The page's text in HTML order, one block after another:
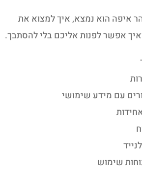
איפה הוא נמצא, איך למצוא את
אפשר לפנות אליכם בלי להסתבך.
עם מידע שימושי
שימוש